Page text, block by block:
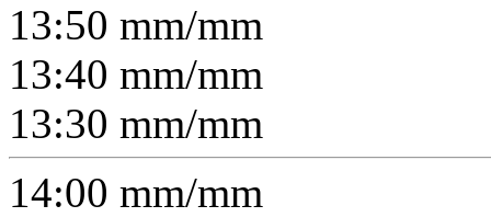
13:50 mm/mm
13:40 mm/mm
13:30 mm/mm
14:00 mm/mm